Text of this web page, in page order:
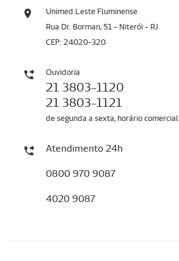
Unimed Leste Fluminense
Rua Dr. Borman, 51 - Niterói - RJ
CEP: 24020-320
Ouvidoria
21 3803-1120
21 3803-1121
de segunda a sexta, horário comercial
Atendimento 24h
0800 970 9087
4020 9087